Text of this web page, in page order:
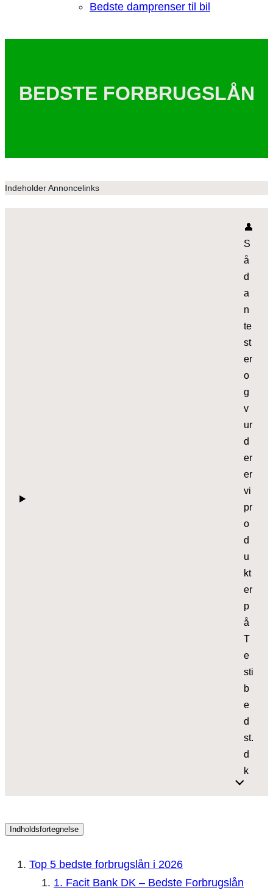
Bedste damprenser til bil
BEDSTE FORBRUGSLÅN
Indeholder Annoncelinks
👤
S
å
d
a
n
te
st
er
o
g
v
ur
d
er
er
vi
pr
o
d
u
kt
er
p
å
T
e
sti
b
e
d
st.
d
k
Indholdsfortegnelse
Top 5 bedste forbrugslån i 2026
1. Facit Bank DK – Bedste Forbrugslån